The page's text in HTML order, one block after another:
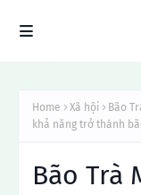
Home Xã hội
Bão
khả năng trở thành
Bão Trà